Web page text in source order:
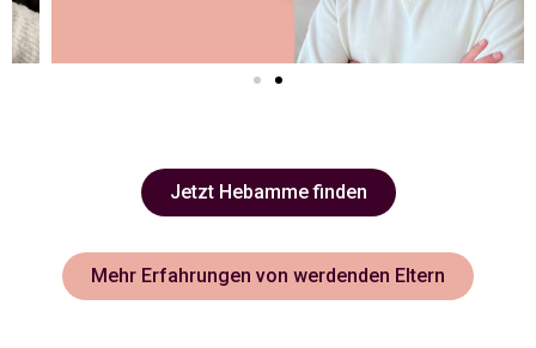
Jetzt Hebamme finden
Mehr Erfahrungen von werdenden Eltern